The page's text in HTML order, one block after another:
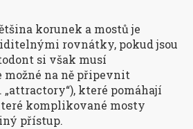
korunek a mostů je
rovnátky, pokud jsou
si však musí
možné na ně připevnit
které pomáhají
komplikované mosty
přístup.